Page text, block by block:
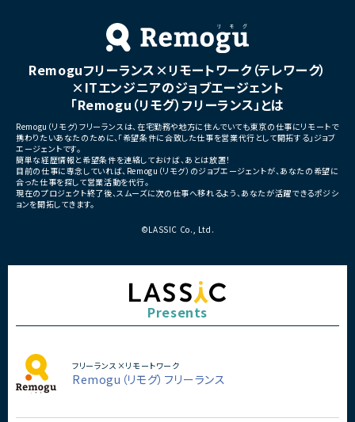
プロジェクト拡大に伴う増員募集
・サービスの継続的な機能拡
募集
■担当工程
・要件定義
・基本設計
・詳細設計
・テスト
・リリース対応
■その他補足
・全体約100名規模の大型プ
Remoguフリーランス×リモートワーク（テレワーク）
×ITエンジニアのジョブエージェント
「Remogu（リモグ）フリーランス」とは
Remogu（リモグ）フリーランスは、在宅勤務や地方に住んでいても東京の仕事にリモートで
携わりたいあなたのために、「希望条件に合致した仕事を営業代行として開拓する」ジョブ
エージェントです。
簡単な経歴情報と希望条件を連絡しておけば、あとは放置！
目前の仕事に専念していれば、Remogu（リモグ）のジョブエージェントが、あなたの希望に
合った仕事を探して営業活動を代行。
現在のプロジェクト終了後、スムーズに次の仕事へ移れるよう、あなたが活躍できるポジシ
ョンを開拓してきます。
©LASSIC Co., Ltd.
Presents
フリーランス×リモートワーク
Remogu（リモグ）フリーランス